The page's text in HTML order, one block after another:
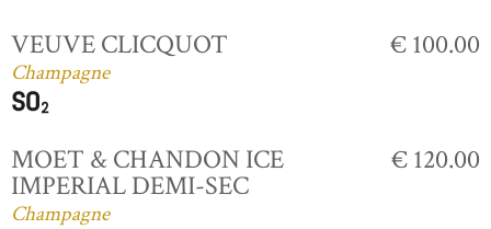
VEUVE CLICQUOT
Champagne
€ 100.00
MOET & CHANDON ICE
IMPERIAL DEMI-SEC
Champagne
€ 120.00